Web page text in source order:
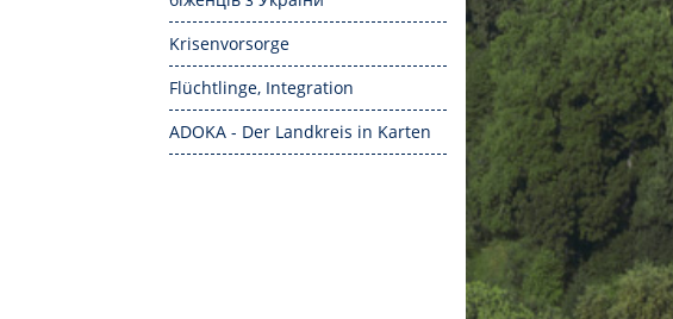
Krisenvorsorge
Flüchtlinge, Integration
ADOKA - Der Landkreis in Karten